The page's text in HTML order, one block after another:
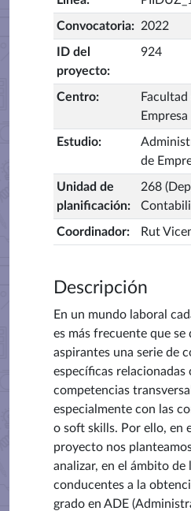
Convocatoria: 2022
ID del
proyecto:
924
Centro:
Empresa
Estudio:
de
Unidad de
planificación:
268
Coordinador: Rut
Descripción
En un mundo laboral
es más frecuente que se
aspirantes una serie de
específicas relacionadas
competencias
especialmente con las
o soft skills. Por ello, en
proyecto nos
analizar, en el ámbito de
conducentes a la
grado en ADE